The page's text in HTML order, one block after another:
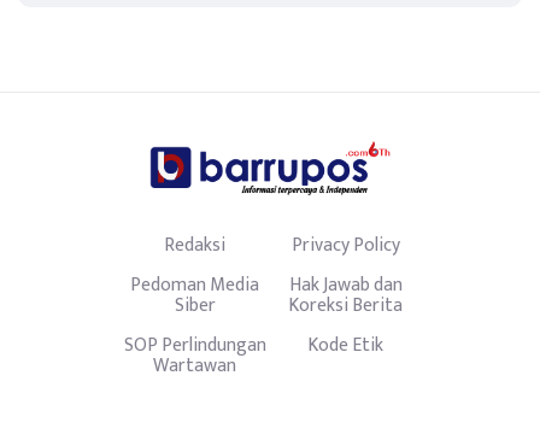
Redaksi
Privacy Policy
Pedoman Media
Siber
Hak Jawab dan
Koreksi Berita
SOP Perlindungan
Wartawan
Kode Etik